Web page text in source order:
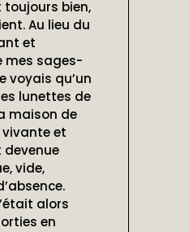
bien,
Au lieu du
et
mes sages-
voyais qu’un
lunettes de
maison de
et
devenue
vide,
alors
en